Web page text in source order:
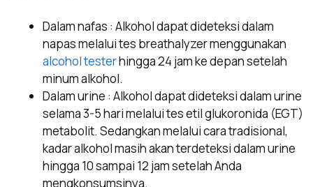
Dalam nafas : Alkohol dapat dideteksi dalam
napas melalui tes breathalyzer menggunakan
alcohol testerhingga 24 jam ke depan setelah
minum alkohol.
Dalam urine : Alkohol dapat dideteksi dalam urine
selama 3-5 hari melalui tes etil glukoronida (EGT)
metabolit. Sedangkan melalui cara tradisional,
kadar alkohol masih akan terdeteksi dalam urine
hingga 10 sampai 12 jam setelah Anda
mengkonsumsinya.